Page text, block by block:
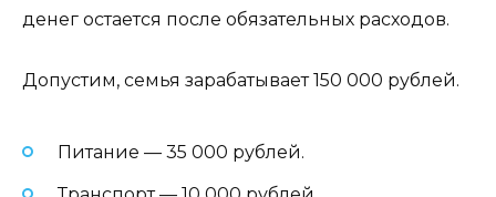
денег остается после обязательных расходов.
Допустим, семья зарабатывает 150 000 рублей.
Питание — 35 000 рублей.